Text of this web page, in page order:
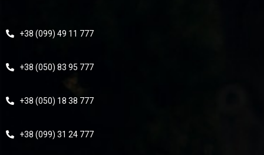
+38 (099) 49 11 777
+38 (050) 83 95 777
+38 (050) 18 38 777
+38 (099) 31 24 777